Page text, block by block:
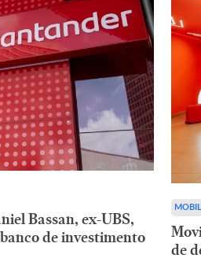
Bassan, ex-UBS,
de investimento
de